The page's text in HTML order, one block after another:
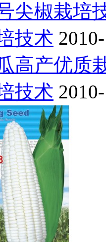
尖椒栽培
技术
高产优质
技术